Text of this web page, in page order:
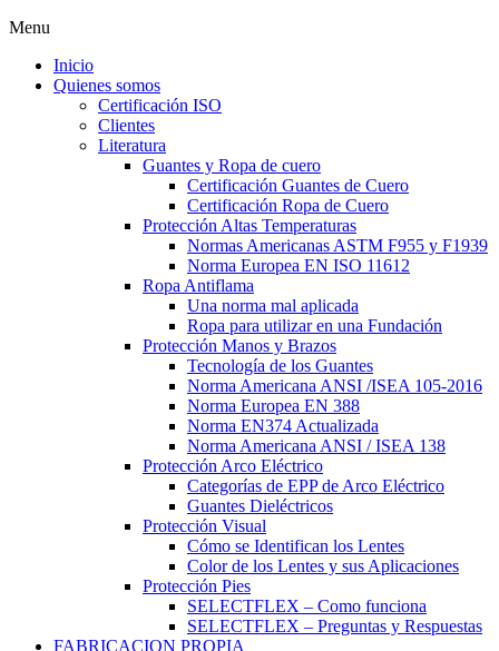
Menu
Inicio
Quienes somos
Certificación ISO
Clientes
Literatura
Guantes y Ropa de cuero
Certificación Guantes de Cuero
Certificación Ropa de Cuero
Protección Altas Temperaturas
Normas Americanas ASTM F955 y F1939
Norma Europea EN ISO 11612
Ropa Antiflama
Una norma mal aplicada
Ropa para utilizar en una Fundación
Protección Manos y Brazos
Tecnología de los Guantes
Norma Americana ANSI /ISEA 105-2016
Norma Europea EN 388
Norma EN374 Actualizada
Norma Americana ANSI / ISEA 138
Protección Arco Eléctrico
Categorías de EPP de Arco Eléctrico
Guantes Dieléctricos
Protección Visual
Cómo se Identifican los Lentes
Color de los Lentes y sus Aplicaciones
Protección Pies
SELECTFLEX – Como funciona
SELECTFLEX – Preguntas y Respuestas
FABRICACION PROPIA